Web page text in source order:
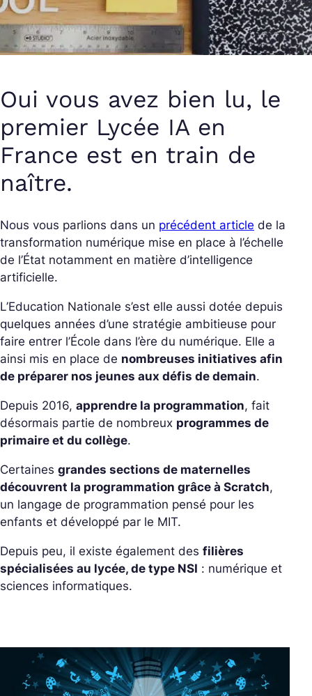
Oui vous avez bien lu, le
premier Lycée IA en
France est en train de
naître.
Nous vous parlions dans un précédent article de la
transformation numérique mise en place à l’échelle
de l’État notamment en matière d’intelligence
artificielle.
L’Education Nationale s’est elle aussi dotée depuis
quelques années d’une stratégie ambitieuse pour
faire entrer l’École dans l’ère du numérique. Elle a
ainsi mis en place de nombreuses initiatives afin
de préparer nos jeunes aux défis de demain.
Depuis 2016, apprendre la programmation, fait
désormais partie de nombreux programmes de
primaire et du collège.
Certaines grandes sections de maternelles
découvrent la programmation grâce à Scratch,
un langage de programmation pensé pour les
enfants et développé par le MIT.
Depuis peu, il existe également des filières
spécialisées au lycée, de type NSI : numérique et
sciences informatiques.